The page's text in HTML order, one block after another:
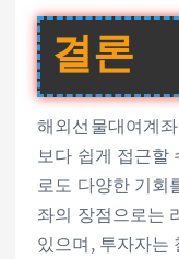
결론
해외선물대여계
보다 쉽게 접근할
로도 다양한 기회
좌의 장점으로는
있으며, 투자자는